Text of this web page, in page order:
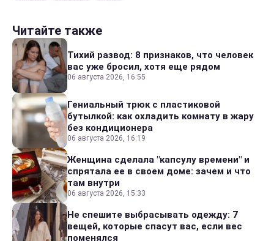
Читайте также
Тихий развод: 8 признаков, что человек
вас уже бросил, хотя еще рядом
06 августа 2026, 16:55
Гениальный трюк с пластиковой
бутылкой: как охладить комнату в жару
без кондиционера
06 августа 2026, 16:19
Женщина сделала "капсулу времени" и
спрятала ее в своем доме: зачем и что
там внутри
06 августа 2026, 15:33
Не спешите выбрасывать одежду: 7
вещей, которые спасут вас, если вес
поменялся